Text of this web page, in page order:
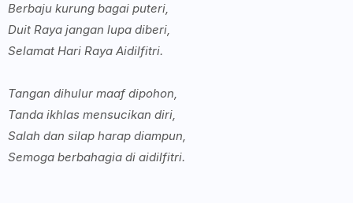
Berbaju kurung bagai puteri,
Duit Raya jangan lupa diberi,
Selamat Hari Raya Aidilfitri.
Tangan dihulur maaf dipohon,
Tanda ikhlas mensucikan diri,
Salah dan silap harap diampun,
Semoga berbahagia di aidilfitri.